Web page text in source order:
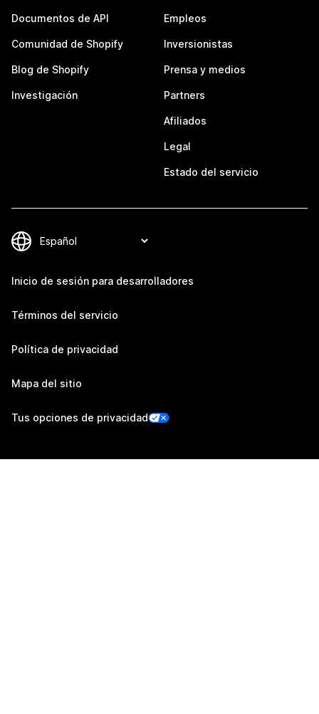
Documentos de API
Comunidad de Shopify
Blog de Shopify
Investigación
Empleos
Inversionistas
Prensa y medios
Partners
Afiliados
Legal
Estado del servicio
Inicio de sesión para desarrolladores
Términos del servicio
Política de privacidad
Mapa del sitio
Tus opciones de privacidad